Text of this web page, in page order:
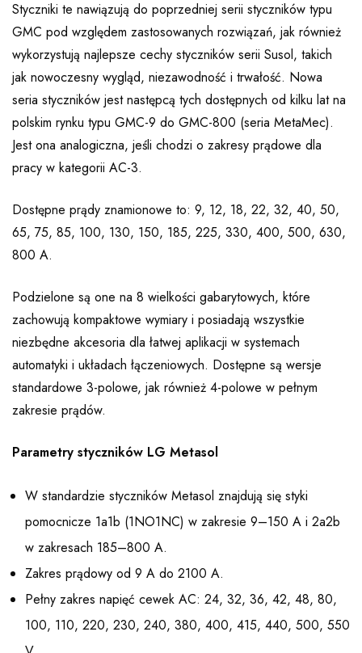
Styczniki te nawiązują do poprzedniej serii styczników typu
GMC pod względem zastosowanych rozwiązań, jak również
wykorzystują najlepsze cechy styczników serii Susol, takich
jak nowoczesny wygląd, niezawodność i trwałość. Nowa
seria styczników jest następcą tych dostępnych od kilku lat na
polskim rynku typu GMC-9 do GMC-800 (seria MetaMec).
Jest ona analogiczna, jeśli chodzi o zakresy prądowe dla
pracy w kategorii AC-3.
Dostępne prądy znamionowe to: 9, 12, 18, 22, 32, 40, 50,
65, 75, 85, 100, 130, 150, 185, 225, 330, 400, 500, 630,
800 A.
Podzielone są one na 8 wielkości gabarytowych, które
zachowują kompaktowe wymiary i posiadają wszystkie
niezbędne akcesoria dla łatwej aplikacji w systemach
automatyki i układach łączeniowych. Dostępne są wersje
standardowe 3-polowe, jak również 4-polowe w pełnym
zakresie prądów.
Parametry styczników LG Metasol
W standardzie styczników Metasol znajdują się styki
pomocnicze 1a1b (1NO1NC) w zakresie 9–150 A i 2a2b
w zakresach 185–800 A.
Zakres prądowy od 9 A do 2100 A.
Pełny zakres napięć cewek AC: 24, 32, 36, 42, 48, 80,
100, 110, 220, 230, 240, 380, 400, 415, 440, 500, 550